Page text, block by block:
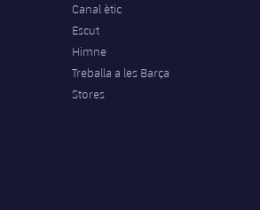
Canal ètic
Escut
Himne
Treballa a les Barça
Stores